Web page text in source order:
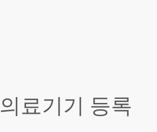
료기기 등록